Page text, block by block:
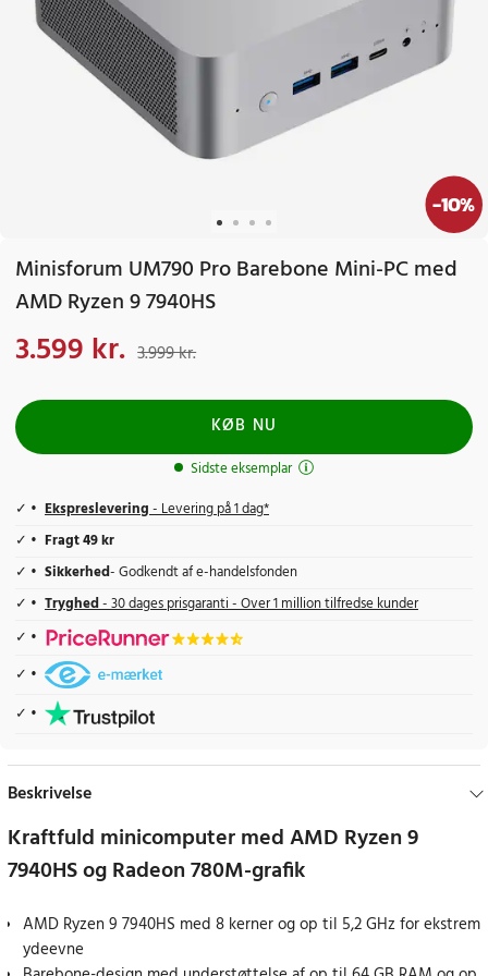
-10%
Minisforum UM790 Pro Barebone Mini-PC med
AMD Ryzen 9 7940HS
Nuværende pris
3.599 kr. 3.999 kr.
KØB NU
Sidste eksemplar
Ekspreslevering- Levering på 1 dag*
Fragt 49 kr
Sikkerhed- Godkendt af e-handelsfonden
Tryghed- 30 dages prisgaranti - Over 1 million tilfredse kunder
Beskrivelse
Kraftfuld minicomputer med AMD Ryzen 9
7940HS og Radeon 780M-grafik
AMD Ryzen 9 7940HS med 8 kerner og op til 5,2 GHz for ekstrem
ydeevne